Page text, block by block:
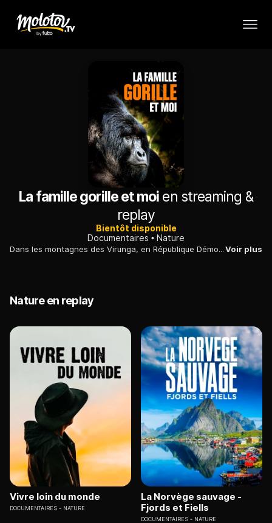
La famille gorille et moi en streaming &
replay
Bientôt disponible
Documentaires
Nature
Dans les montagnes des Virunga, en République Démocratique du Congo, Gordon Buchanan fait la connaissance d'une famille de gorilles et de son chef, Chimanuka.Voir plus
Nature en replay
Vivre loin du monde
DOCUMENTAIRES NATURE
La Norvège sauvage -
Fjords et Fiells
DOCUMENTAIRES NATURE